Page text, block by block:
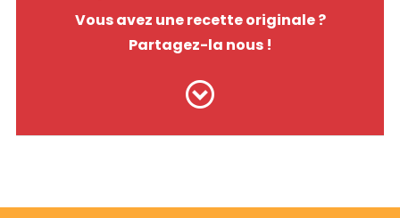
Vous avez une recette originale ?
Partagez-la nous !